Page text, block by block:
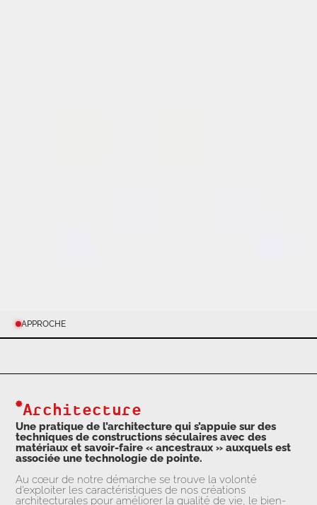
APPROCHE
Architecture
Une pratique de l’architecture qui s’appuie sur des
techniques de constructions séculaires avec des
matériaux et savoir-faire « ancestraux » auxquels est
associée une technologie de pointe.
Au cœur de notre démarche se trouve la volonté
d’exploiter les caractéristiques de nos créations
architecturales pour améliorer la qualité de vie, le bien-